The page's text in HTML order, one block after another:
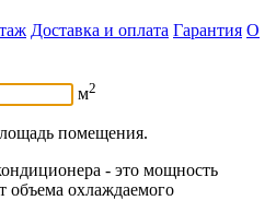
Доставка и оплата Гарантия О
м2
помещения.
- это мощность
объема охлаждаемого